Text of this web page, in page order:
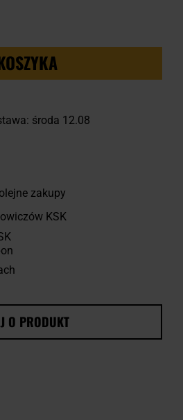
środa 12.08
zakupy
KSK
O PRODUKT